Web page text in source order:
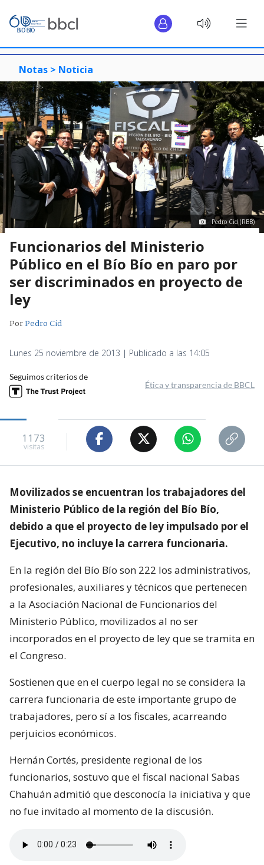
Notas > Noticia
Pedro Cid (RBB)
Funcionarios del Ministerio
Público en el Bío Bío en paro por
ser discriminados en proyecto de
ley
PorPedro Cid
Lunes 25 noviembre de 2013 | Publicado a las 14:05
Seguimos criterios de
Ética y transparencia de BBCL
1173
visitas
Movilizados se encuentran los trabajadores del
Ministerio Público de la región del Bío Bío,
debido a que el proyecto de ley impulsado por el
Ejecutivo, no incluye la carrera funcionaria.
En la región del Bío Bío son 222 los administrativos,
profesionales, auxiliares y técnicos que pertenecen
a la Asociación Nacional de Funcionarios del
Ministerio Público, movilizados al no ser
incorporados en el proyecto de ley que se tramita en
el Congreso.
Sostienen que en el cuerpo legal no se considera la
carrera funcionaria de este importante grupo de
trabajadores, pero sí a los fiscales, acarreando
perjuicios económicos.
Hernán Cortés, presidente regional de los
funcionarios, sostuvo que el fiscal nacional Sabas
Chahuán admitió que desconocía la iniciativa y que
no fue invitado al momento de la discusión.